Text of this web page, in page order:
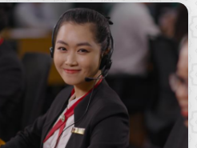
tôi để nhận bản cập nhật &